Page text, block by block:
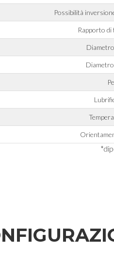
e/o soggetti terzi esterni al gruppo,
tua richiesta.
Possibilità
Rapporto